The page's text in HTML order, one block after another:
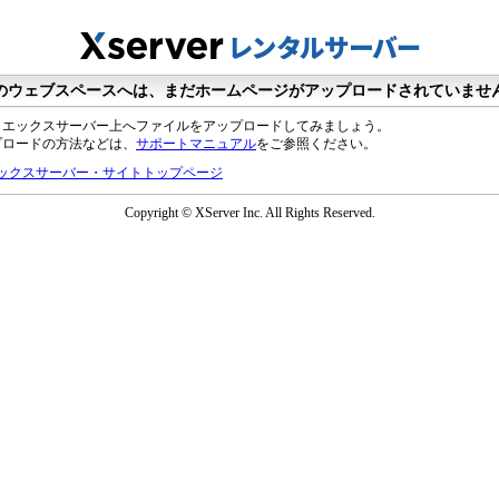
ウェブスペースへは、まだホームページがアップロードされていませ
ックスサーバー上へファイルをアップロードしてみましょう。
ードの方法などは、 サポートマニュアルをご参照ください。
クスサーバー・サイトトップページ
Copyright © XServer Inc. All Rights Reserved.